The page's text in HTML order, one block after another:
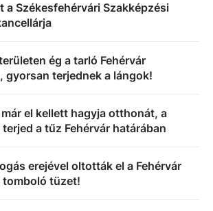
a Székesfehérvári Szakképzési
ég a tarló Fehérvár
gyorsan terjednek a lángok!
el kellett hagyja otthonát, a
a tűz Fehérvár határában
erejével oltották el a Fehérvár
tomboló tüzet!